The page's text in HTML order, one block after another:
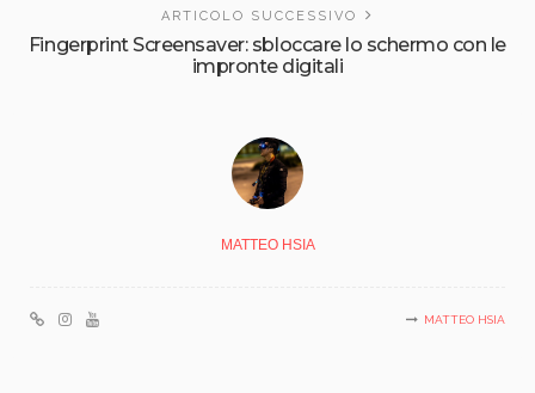
ARTICOLO SUCCESSIVO
Fingerprint Screensaver: sbloccare lo schermo con le
impronte digitali
MATTEO HSIA
MATTEO HSIA